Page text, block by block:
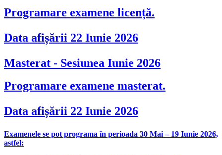
Programare examene licență.
Data afișării 22 Iunie 2026
Masterat - Sesiunea Iunie 2026
Programare examene masterat.
Data afișării 22 Iunie 2026
Examenele se pot programa în perioada 30 Mai – 19 Iunie 2026,
astfel: